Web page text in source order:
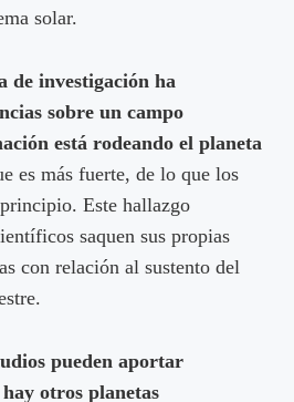
solar.
de investigación ha
sobre un campo
está rodeando el planeta
es más fuerte, de lo que los
Este hallazgo
saquen sus propias
con relación al sustento del
pueden aportar
otros planetas